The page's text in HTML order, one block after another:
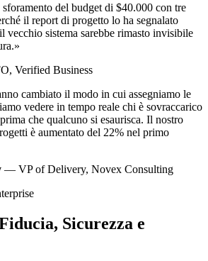
del budget di $40.000 con tre
il report di progetto lo ha segnalato
vecchio sistema sarebbe rimasto invisibile
Verified Business
cambiato il modo in cui assegniamo le
vedere in tempo reale chi è sovraccarico
che qualcuno si esaurisca. Il nostro
è aumentato del 22% nel primo
— VP of Delivery, Novex Consulting
Sicurezza e